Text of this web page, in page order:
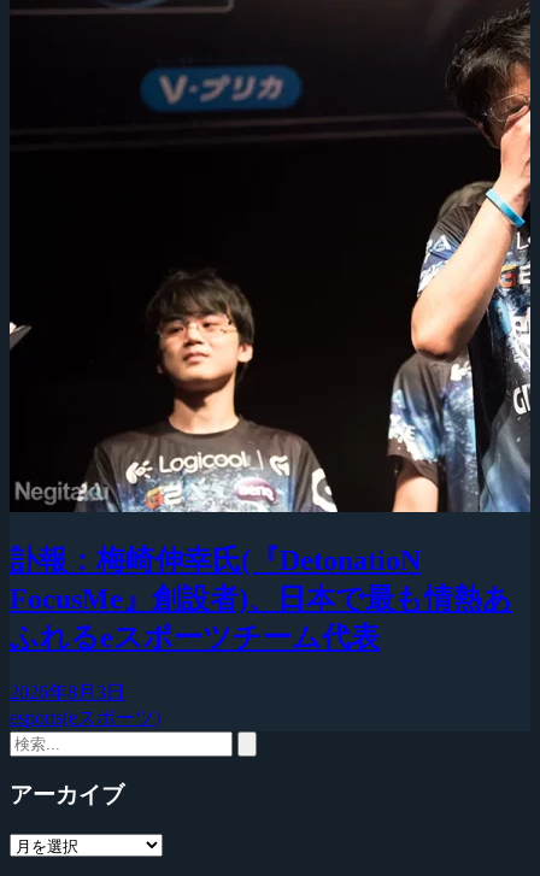
訃報：梅崎伸幸氏(『DetonatioN
FocusMe』創設者)、日本で最も情熱あ
ふれるeスポーツチーム代表
2026年8月3日
esports(eスポーツ)
アーカイブ